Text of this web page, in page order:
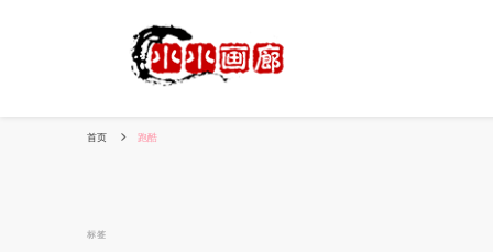
首页 跑酷
标签